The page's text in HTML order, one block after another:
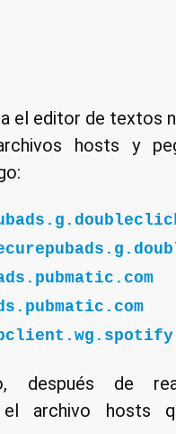
el editor de textos
hosts y
después de
el archivo hosts